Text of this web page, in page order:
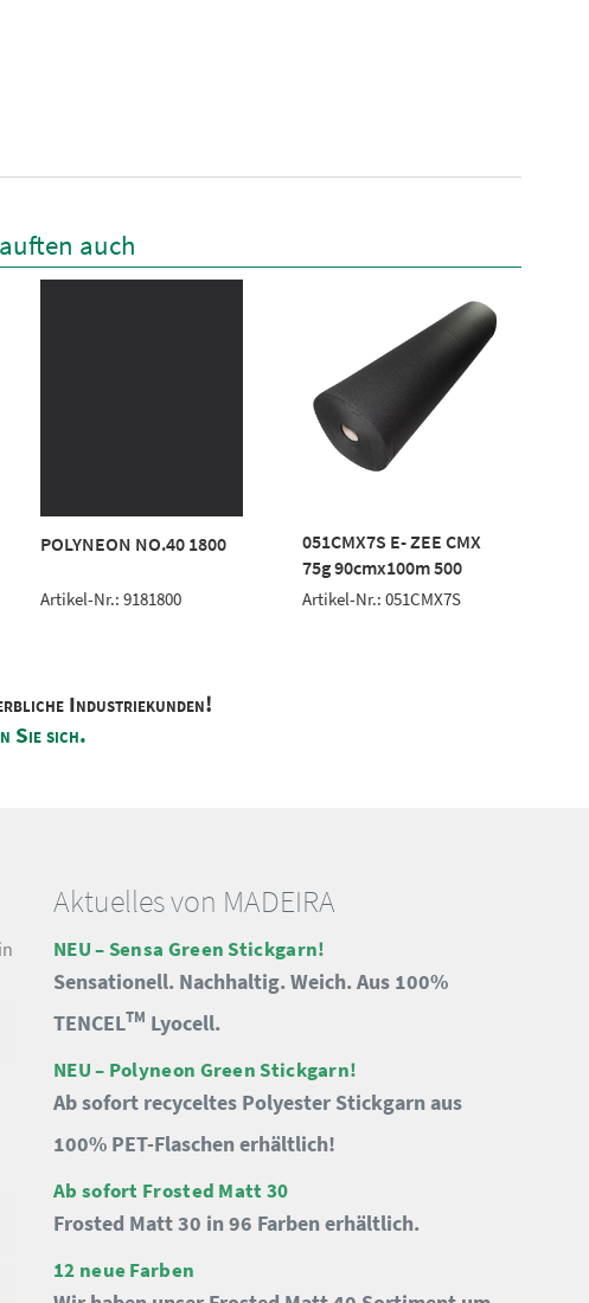
auch
POLYNEON NO.40 1800
Artikel-Nr.: 9181800
051CMX7S E- ZEE CMX
75g 90cmx100m 500
Artikel-Nr.: 051CMX7S
Industriekunden!
Sie sich.
Aktuelles von MADEIRA
NEU – Sensa Green Stickgarn!
Sensationell. Nachhaltig. Weich. Aus 100%
TENCELTM Lyocell.
NEU – Polyneon Green Stickgarn!
Ab sofort recyceltes Polyester Stickgarn aus
100% PET-Flaschen erhältlich!
Ab sofort Frosted Matt 30
Frosted Matt 30 in 96 Farben erhältlich.
12 neue Farben